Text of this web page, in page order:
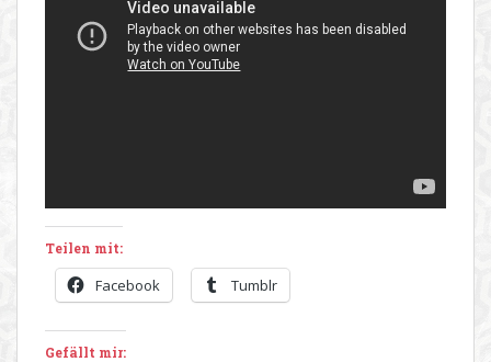
Teilen mit:
Facebook Tumblr
Gefällt mir: